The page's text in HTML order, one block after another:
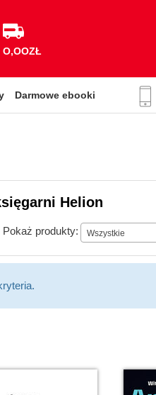
O,OOZŁ
Darmowe ebooki
Helion
Pokaż produkty: Wszystkie